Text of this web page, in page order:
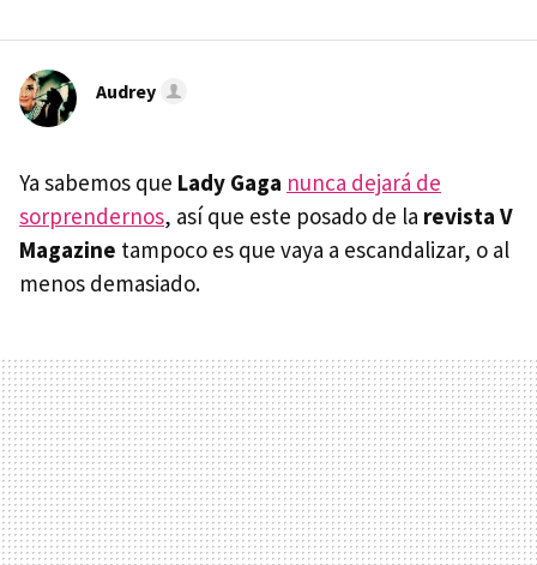
Audrey
Ya sabemos que Lady Gaga nunca dejará de
sorprendernos, así que este posado de la revista V
Magazine tampoco es que vaya a escandalizar, o al
menos demasiado.